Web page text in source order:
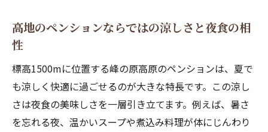
食体験
足感
アウトドアサウナと夜食で深まる家族の絆
子供と遊べる公園近くのペンション夜食の
魅力
高地のペンションならではの涼しさと夜食の相
性
標高1500mに位置する峰の原高原のペンションは、夏で
も涼しく快適に過ごせるのが大きな特長です。この涼し
さは夜食の美味しさを一層引き立てます。例えば、暑さ
を忘れる夜、温かいスープや煮込み料理が体にじんわり